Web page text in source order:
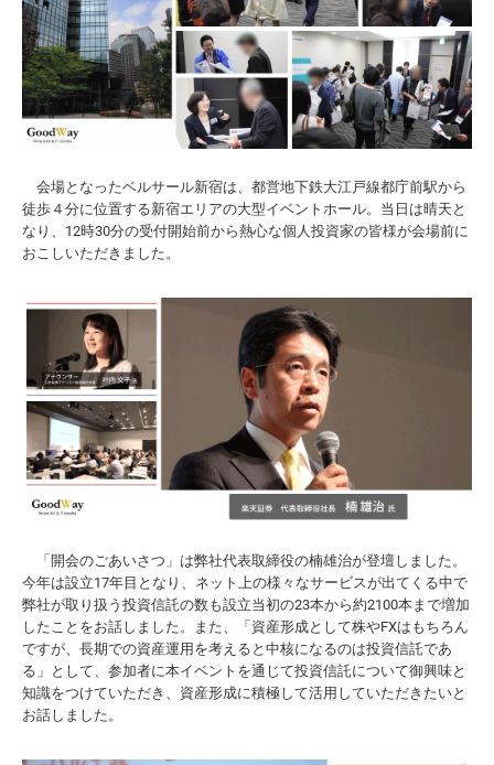
会場となったベルサール新宿は、都営地下鉄大江戸線都庁前駅から
徒歩４分に位置する新宿エリアの大型イベントホール。当日は晴天と
なり、12時30分の受付開始前から熱心な個人投資家の皆様が会場前に
おこしいただきました。
「開会のごあいさつ」は弊社代表取締役の楠雄治が登壇しました。
今年は設立17年目となり、ネット上の様々なサービスが出てくる中で
弊社が取り扱う投資信託の数も設立当初の23本から約2100本まで増加
したことをお話しました。また、「資産形成として株やFXはもちろん
ですが、長期での資産運用を考えると中核になるのは投資信託であ
る」として、参加者に本イベントを通じて投資信託について御興味と
知識をつけていただき、資産形成に積極して活用していただきたいと
お話しました。